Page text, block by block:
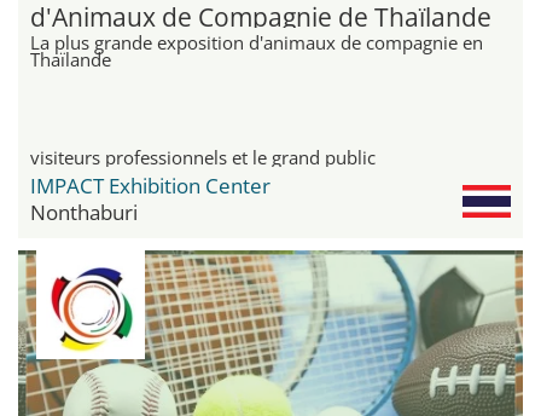
d'Animaux de Compagnie de Thaïlande
La plus grande exposition d'animaux de compagnie en
Thaïlande
visiteurs professionnels et le grand public
IMPACT Exhibition Center
Nonthaburi